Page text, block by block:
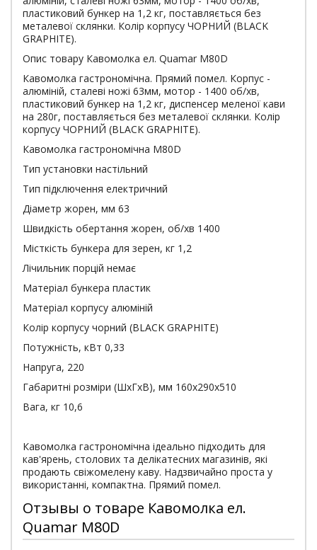
пластиковий бункер на 1,2 кг, поставляється без
металевої склянки. Колір корпусу ЧОРНИЙ (BLACK
GRAPHITE).
Опис товару Кавомолка ел. Quamar M80D
Кавомолка гастрономічна. Прямий помел. Корпус -
алюміній, сталеві ножі 63мм, мотор - 1400 об/хв,
пластиковий бункер на 1,2 кг, диспенсер меленої кави
на 280г, поставляється без металевої склянки. Колір
корпусу ЧОРНИЙ (BLACK GRAPHITE).
Кавомолка гастрономічна M80D
Тип установки настільний
Тип підключення електричний
Діаметр жорен, мм 63
Швидкість обертання жорен, об/хв 1400
Місткість бункера для зерен, кг 1,2
Лічильник порцій немає
Матеріал бункера пластик
Матеріал корпусу алюміній
Колір корпусу чорний (BLACK GRAPHITE)
Потужність, кВт 0,33
Напруга, 220
Габаритні розміри (ШхГхВ), мм 160x290х510
Вага, кг 10,6
Кавомолка гастрономічна ідеально підходить для
кав'ярень, столових та делікатесних магазинів, які
продають свіжомелену каву. Надзвичайно проста у
використанні, компактна. Прямий помел.
Отзывы о товаре Кавомолка ел.
Quamar M80D